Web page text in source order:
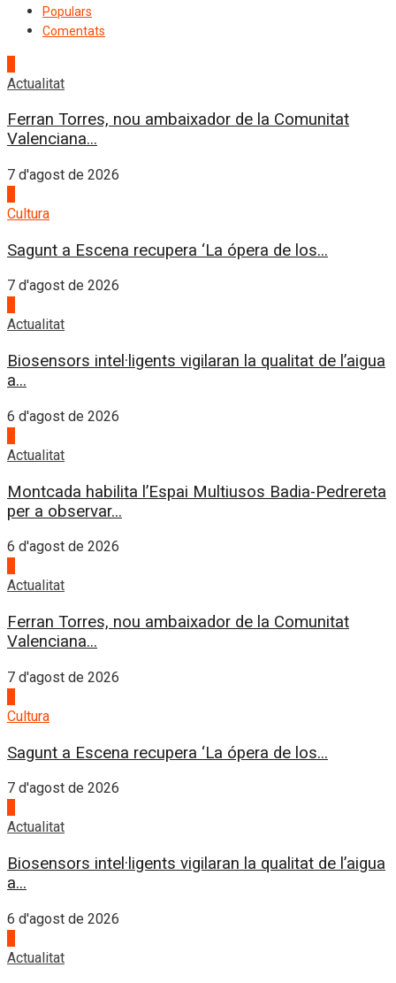
Populars
Comentats
Actualitat
Ferran Torres, nou ambaixador de la Comunitat
Valenciana...
7 d'agost de 2026
Cultura
Sagunt a Escena recupera ‘La ópera de los...
7 d'agost de 2026
Actualitat
Biosensors intel·ligents vigilaran la qualitat de l’aigua
a...
6 d'agost de 2026
Actualitat
Montcada habilita l’Espai Multiusos Badia-Pedrereta
per a observar...
6 d'agost de 2026
Actualitat
Ferran Torres, nou ambaixador de la Comunitat
Valenciana...
7 d'agost de 2026
Cultura
Sagunt a Escena recupera ‘La ópera de los...
7 d'agost de 2026
Actualitat
Biosensors intel·ligents vigilaran la qualitat de l’aigua
a...
6 d'agost de 2026
Actualitat